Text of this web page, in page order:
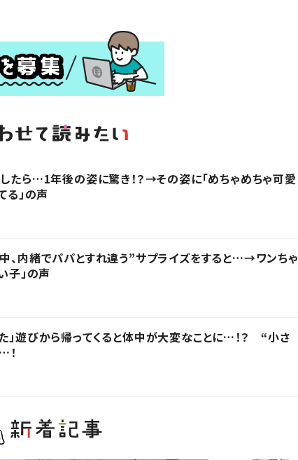
たら…1年後の姿に驚き！？→その姿に「めちゃめちゃ可愛
る」の声
、内緒でパパとすれ違う”サプライズをすると…→ワンちゃ
子」の声
」遊びから帰ってくると体中が大変なことに…！？ “小さ
！